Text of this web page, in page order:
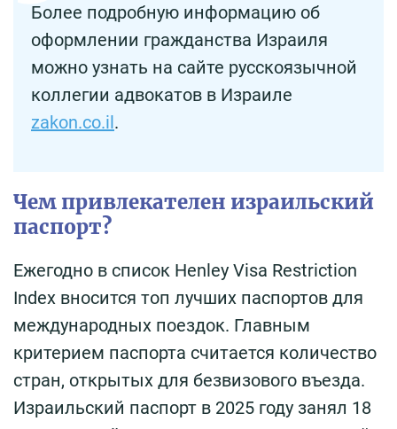
Более подробную информацию об
оформлении гражданства Израиля
можно узнать на сайте русскоязычной
коллегии адвокатов в Израиле
zakon.co.il.
Чем привлекателен израильский
паспорт?
Ежегодно в список Henley Visa Restriction
Index вносится топ лучших паспортов для
международных поездок. Главным
критерием паспорта считается количество
стран, открытых для безвизового въезда.
Израильский паспорт в 2025 году занял 18